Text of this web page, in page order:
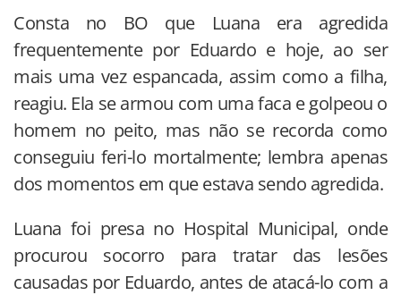
Consta no BO que Luana era agredida
frequentemente por Eduardo e hoje, ao ser
mais uma vez espancada, assim como a filha,
reagiu. Ela se armou com uma faca e golpeou o
homem no peito, mas não se recorda como
conseguiu feri-lo mortalmente; lembra apenas
dos momentos em que estava sendo agredida.
Luana foi presa no Hospital Municipal, onde
procurou socorro para tratar das lesões
causadas por Eduardo, antes de atacá-lo com a